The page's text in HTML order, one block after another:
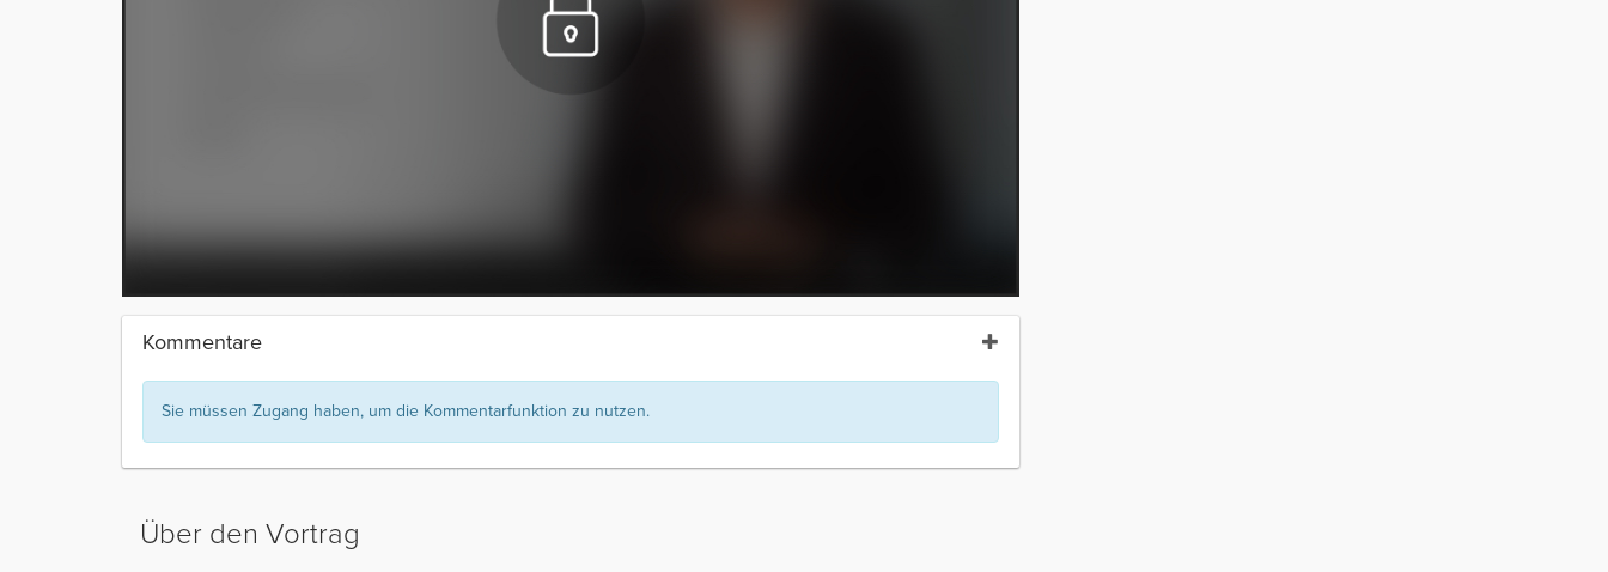
Kommentare
Sie müssen Zugang haben, um die Kommentarfunktion zu nutzen.
Über den Vortrag